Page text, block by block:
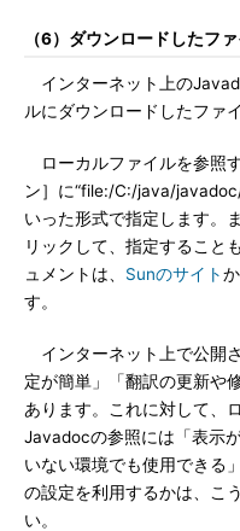
（6）ダウンロードしたフ
インターネット上の
ルにダウンロードしたファ
ローカルファイルを参照
ン］に“file:/C:/java/
いった形式で指定します。
リックして、指定すること
ュメントは、 Sunのサイト
す。
インターネット上で公開
定が簡単」「翻訳の更新や
あります。これに対して、
Javadocの参照には「表示
いない環境でも使用できる
の設定を利用するかは、こ
い。